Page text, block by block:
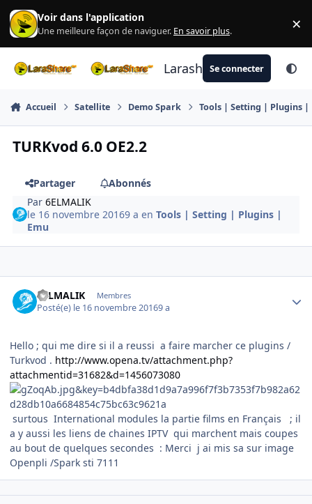
Aller au contenu
Voir dans l'application
Une meilleure façon de naviguer. En savoir plus. ×
LarashareSe connecter
Accueil Satellite Demo Spark Tools | Setting | Plugins |
TURKvod 6.0 OE2.2
Partager
Abonnés
Par6ELMALIK
le 16 novembre 20169 a enTools | Setting | Plugins |
Emu
6ELMALIK Membres
Posté(e) le 16 novembre 20169 a
Hello ; qui me dire si il a reussi a faire marcher ce plugins /
Turkvod . http://www.opena.tv/attachment.php?
attachmentid=31682&d=1456073080
surtous International modules la partie films en Français ; il
a y aussi les liens de chaines IPTV qui marchent mais coupes
au bout de quelques secondes : Merci j ai mis sa sur image
Openpli /Spark sti 7111